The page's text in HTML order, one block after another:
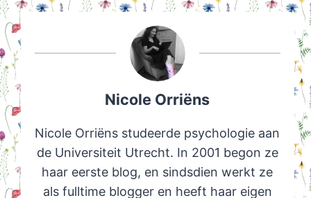
Nicole Orriëns
Nicole Orriëns studeerde psychologie aan
de Universiteit Utrecht. In 2001 begon ze
haar eerste blog, en sindsdien werkt ze
als fulltime blogger en heeft haar eigen